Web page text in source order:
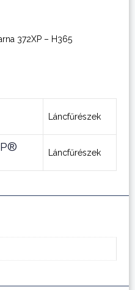
372XP – H365
Láncfűrészek
Láncfűrészek